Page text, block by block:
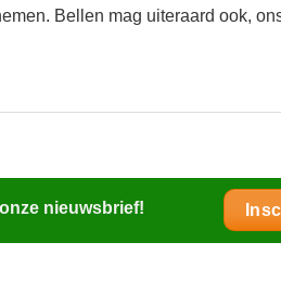
Bellen mag uiteraard ook,
nieuwsbrief!